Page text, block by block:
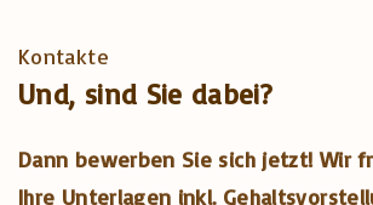
Kontakte
Und, sind Sie dabei?
Dann bewerben Sie sich jetzt! Wir
Ihre Unterlagen inkl.